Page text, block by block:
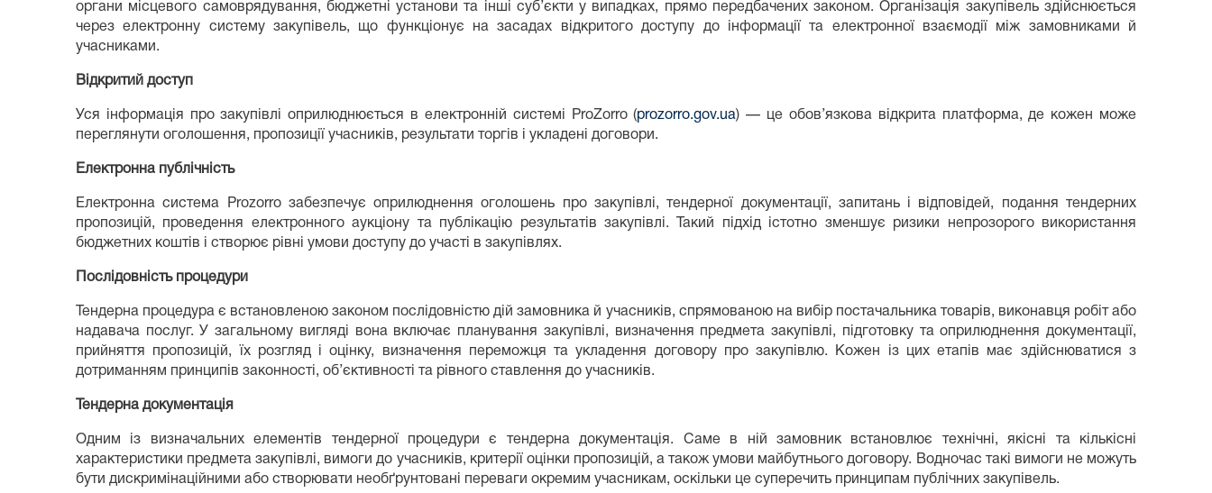
органи місцевого самоврядування, бюджетні установи та інші суб’єкти у випадках, прямо передбачених законом. Організація закупівель здійснюється
через електронну систему закупівель, що функціонує на засадах відкритого доступу до інформації та електронної взаємодії між замовниками й
учасниками.
Відкритий доступ
Уся інформація про закупівлі оприлюднюється в електронній системі ProZorro ( prozorro.gov.ua) — це обов’язкова відкрита платформа, де кожен може
переглянути оголошення, пропозиції учасників, результати торгів і укладені договори.
Електронна публічність
Електронна система Prozorro забезпечує оприлюднення оголошень про закупівлі, тендерної документації, запитань і відповідей, подання тендерних
пропозицій, проведення електронного аукціону та публікацію результатів закупівлі. Такий підхід істотно зменшує ризики непрозорого використання
бюджетних коштів і створює рівні умови доступу до участі в закупівлях.
Послідовність процедури
Тендерна процедура є встановленою законом послідовністю дій замовника й учасників, спрямованою на вибір постачальника товарів, виконавця робіт або
надавача послуг. У загальному вигляді вона включає планування закупівлі, визначення предмета закупівлі, підготовку та оприлюднення документації,
прийняття пропозицій, їх розгляд і оцінку, визначення переможця та укладення договору про закупівлю. Кожен із цих етапів має здійснюватися з
дотриманням принципів законності, об’єктивності та рівного ставлення до учасників.
Тендерна документація
Одним із визначальних елементів тендерної процедури є тендерна документація. Саме в ній замовник встановлює технічні, якісні та кількісні
характеристики предмета закупівлі, вимоги до учасників, критерії оцінки пропозицій, а також умови майбутнього договору. Водночас такі вимоги не можуть
бути дискримінаційними або створювати необґрунтовані переваги окремим учасникам, оскільки це суперечить принципам публічних закупівель.